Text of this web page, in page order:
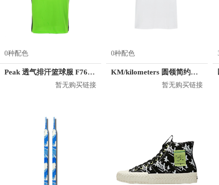
0种配色
Peak 透气排汗篮球服 F762101
暂无购买链接
0种配色
KM/kilometers 圆领简约短袖T恤 M2X2108073
暂无购买链接